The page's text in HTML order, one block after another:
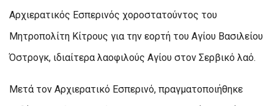
Αρχιερατικός Εσπερινός χοροστατούντος του
Μητροπολίτη Κίτρους για την εορτή του Αγίου Βασιλείου
Όστρογκ, ιδιαίτερα λαοφιλούς Αγίου στον Σερβικό λαό.
Μετά τον Αρχιερατικό Εσπερινό, πραγματοποιήθηκε